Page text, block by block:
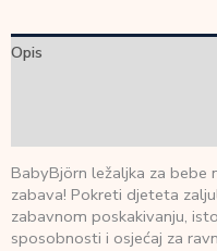
Opis
BabyBjörn ležaljka za bebe
zabava! Pokreti djeteta
zabavnom poskakivanju,
sposobnosti i osjećaj za